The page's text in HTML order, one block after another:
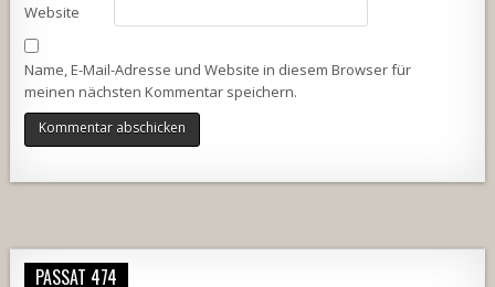
Website
Name, E-Mail-Adresse und Website in diesem Browser für
meinen nächsten Kommentar speichern.
PASSAT 474